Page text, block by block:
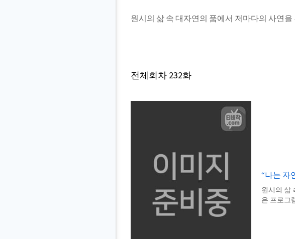
원시의 삶 속 대자연의 품에서 저마다의 사연
전체회차 232화
“나는 자
원시의 삶
은 프로그